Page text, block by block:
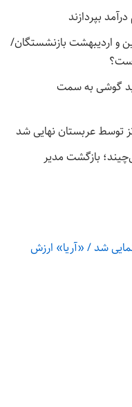
و اردیبهشت بازنشستگان/
گوشی به سمت
بازگشت مدیر
شد / «آریا» ارزش